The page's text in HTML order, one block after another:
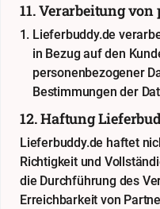
11. Verarbeitung von
Lieferbuddy.de
in Bezug auf den
personenbezogener
Bestimmungen der
12. Haftung
Lieferbuddy.de haftet
Richtigkeit und
die Durchführung des
Erreichbarkeit von